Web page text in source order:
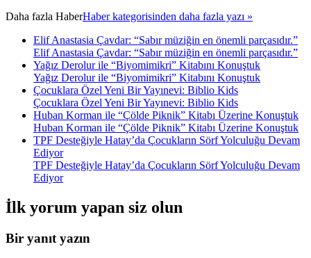
Daha fazla HaberHaber kategorisinden daha fazla yazı »
Elif Anastasia Çavdar: “Sabır müziğin en önemli parçasıdır.”
Elif Anastasia Çavdar: “Sabır müziğin en önemli parçasıdır.”
Yağız Derolur ile “Biyomimikri” Kitabını Konuştuk
Yağız Derolur ile “Biyomimikri” Kitabını Konuştuk
Çocuklara Özel Yeni Bir Yayınevi: Biblio Kids
Çocuklara Özel Yeni Bir Yayınevi: Biblio Kids
Huban Korman ile “Çölde Piknik” Kitabı Üzerine Konuştuk
Huban Korman ile “Çölde Piknik” Kitabı Üzerine Konuştuk
TPF Desteğiyle Hatay’da Çocukların Sörf Yolculuğu Devam
Ediyor
TPF Desteğiyle Hatay’da Çocukların Sörf Yolculuğu Devam
Ediyor
İlk yorum yapan siz olun
Bir yanıt yazın